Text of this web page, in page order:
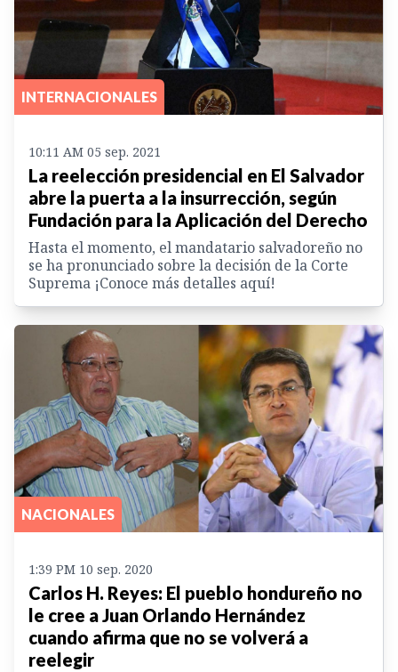
INTERNACIONALES
10:11 AM 05 sep. 2021
La reelección presidencial en El Salvador
abre la puerta a la insurrección, según
Fundación para la Aplicación del Derecho
Hasta el momento, el mandatario salvadoreño no
se ha pronunciado sobre la decisión de la Corte
Suprema ¡Conoce más detalles aquí!
NACIONALES
1:39 PM 10 sep. 2020
Carlos H. Reyes: El pueblo hondureño no
le cree a Juan Orlando Hernández
cuando afirma que no se volverá a
reelegir